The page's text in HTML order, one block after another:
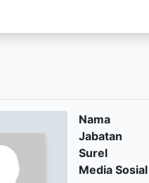
Nama
Jabatan
Surel
Media Sosial